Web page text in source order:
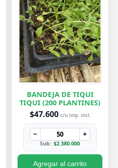
BANDEJA DE TIQUI
TIQUI (200 PLANTINES)
$47.600 c/u imp. incl.
− +
Sub: $2.380.000
Agregar al carrito